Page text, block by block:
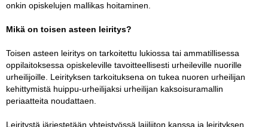
onkin opiskelujen mallikas hoitaminen.
Mikä on toisen asteen leiritys?
Toisen asteen leiritys on tarkoitettu lukiossa tai ammatillisessa
oppilaitoksessa opiskeleville tavoitteellisesti urheileville nuorille
urheilijoille. Leirityksen tarkoituksena on tukea nuoren urheilijan
kehittymistä huippu-urheilijaksi urheilijan kaksoisuramallin
periaatteita noudattaen.
Leiritystä järjestetään yhteistyössä lajiliiton kanssa ja leirityksen